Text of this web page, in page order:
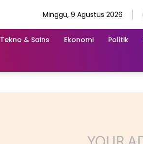
Minggu, 9 Agustus 2026
Tekno & Sains Ekonomi Politik